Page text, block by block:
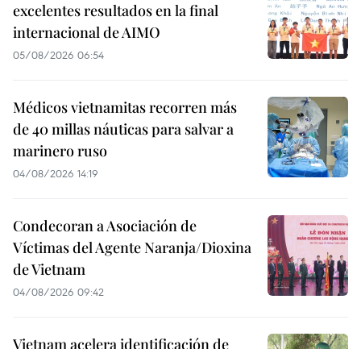
excelentes resultados en la final
internacional de AIMO
05/08/2026 06:54
Médicos vietnamitas recorren más
de 40 millas náuticas para salvar a
marinero ruso
04/08/2026 14:19
Condecoran a Asociación de
Víctimas del Agente Naranja/Dioxina
de Vietnam
04/08/2026 09:42
Vietnam acelera identificación de